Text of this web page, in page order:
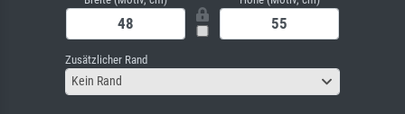
Zusätzlicher Rand
Kein Rand